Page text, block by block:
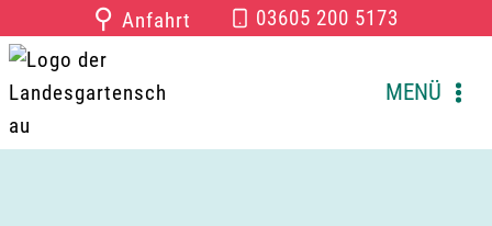
Inhalt
springen
⚲ Anfahrt 03605 200 5173
MENÜ